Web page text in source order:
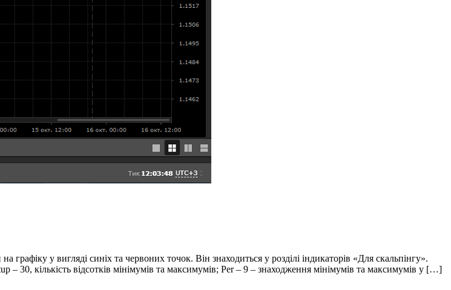
у вигляді синіх та червоних точок. Він знаходиться у розділі індикаторів «Для скальпінгу».
30, кількість відсотків мінімумів та максимумів; Per – 9 – знаходження мінімумів та максимумів у […]